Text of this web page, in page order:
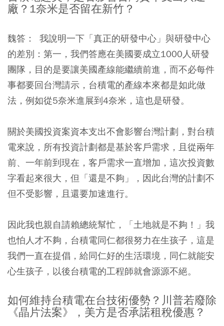
廠？1奈米是否留在新竹？
魏答： 我說明一下「真正的研發中心」與研發中心
的差別：第一，我們答應在美國要成立1000人研發
團隊，目的是要讓美國產線能繼續前進，而不必每件
事都要回台灣請示，台積電的產線本來都是如此做
法，例如從5奈米進展到4奈米，這也是研發。
關於美國投資案資本支出不會影響台灣計劃，對台積
電來說，所有投資計劃都是基於客戶需求，且從兩年
前、一年前到現在，客戶需求一直增加，這次投資數
字看起來很大，但「還是不夠」，因此台灣的計劃不
但不受影響，且還要加速進行。
因此我也親自請賴總統幫忙，「土地就是不夠！」我
也怕人才不夠，台積電同仁都很努力在生孩子，這是
我們一直在提倡，給同仁好的生活環境，同仁就能安
心生孩子，以後台積電的工程師就會源源不絕。
如何維持台積電在台技術優勢？川普若廢除
《晶片法案》，美方是否承諾租稅優惠？